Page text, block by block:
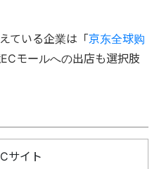
ている企業は「京东全球购
モールへの出店も選択肢
サイト